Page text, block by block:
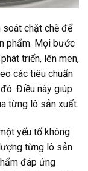
soát chặt chẽ để
phẩm. Mọi bước
triển, lên men,
các tiêu chuẩn
Điều này giúp
từng lô sản xuất.
yếu tố không
từng lô sản
đáp ứng